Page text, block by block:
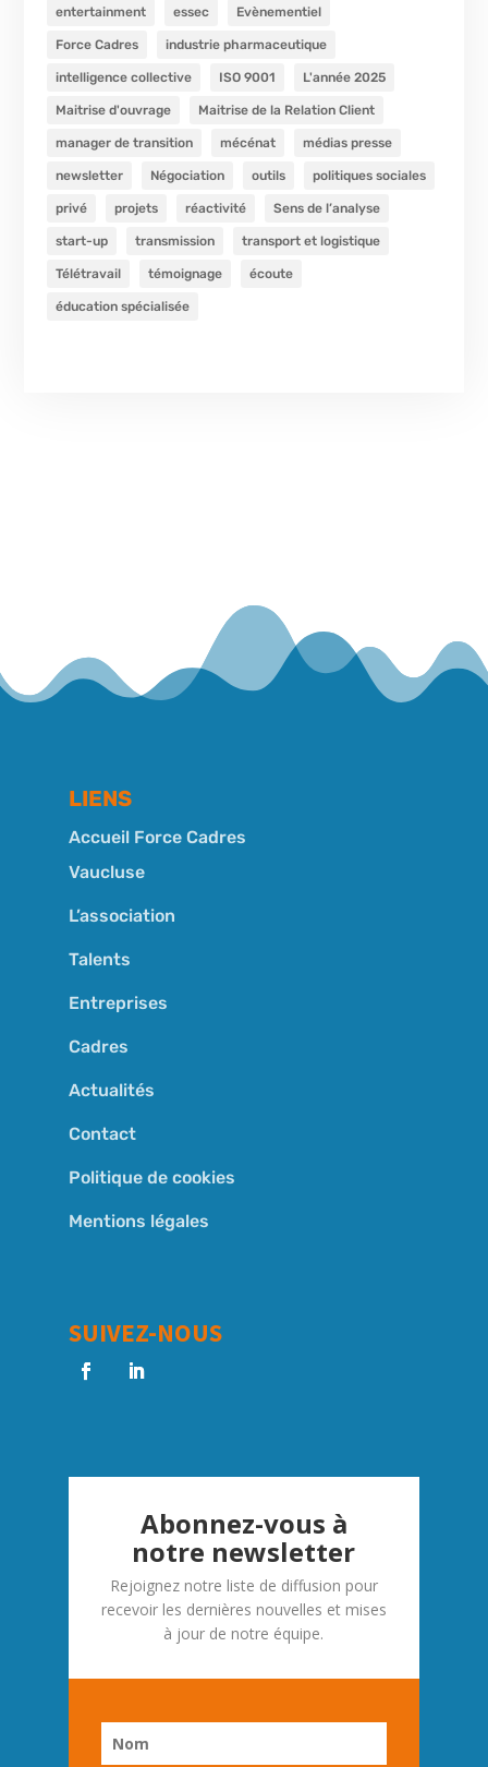
entertainment essec Evènementiel
Force Cadres industrie pharmaceutique
intelligence collective ISO 9001 L'année 2025
Maitrise d'ouvrage Maitrise de la Relation Client
manager de transition mécénat médias presse
newsletter Négociation outils politiques sociales
privé projets réactivité Sens de l’analyse
start-up transmission transport et logistique
Télétravail témoignage écoute
éducation spécialisée
LIENS
Accueil Force Cadres
Vaucluse
L’association
Talents
Entreprises
Cadres
Actualités
Contact
Politique de cookies
Mentions légales
SUIVEZ-NOUS
Abonnez-vous à
notre newsletter
Rejoignez notre liste de diffusion pour
recevoir les dernières nouvelles et mises
à jour de notre équipe.